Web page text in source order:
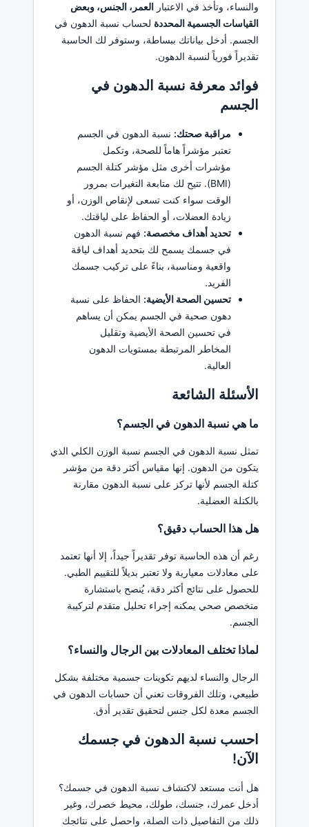
والنساء، وتأخذ في الاعتبار العمر، الجنس، وبعض
القياسات الجسمية المحددة لحساب نسبة الدهون في
الجسم. أدخل بياناتك ببساطة، وستوفر لك الحاسبة
تقديراً فورياً لنسبة الدهون.
فوائد معرفة نسبة الدهون في
الجسم
مراقبة صحتك: نسبة الدهون في الجسم
تعتبر مؤشراً هاماً للصحة، وتكمل
مؤشرات أخرى مثل مؤشر كتلة الجسم
(BMI). تتيح لك متابعة التغيرات بمرور
الوقت سواء كنت تسعى لإنقاص الوزن، أو
زيادة العضلات، أو الحفاظ على لياقتك.
تحديد أهداف مخصصة: فهم نسبة الدهون
في جسمك يسمح لك بتحديد أهداف لياقة
واقعية ومناسبة، بناءً على تركيب جسمك
الفريد.
تحسين الصحة الأيضية: الحفاظ على نسبة
دهون صحية في الجسم يمكن أن يساهم
في تحسين الصحة الأيضية وتقليل
المخاطر المرتبطة بمستويات الدهون
العالية.
الأسئلة الشائعة
ما هي نسبة الدهون في الجسم؟
تمثل نسبة الدهون في الجسم نسبة الوزن الكلي الذي
يتكون من الدهون. إنها مقياس أكثر دقة من مؤشر
كتلة الجسم لأنها تركز على نسبة الدهون مقارنة
بالكتلة العضلية.
هل هذا الحساب دقيق؟
رغم أن هذه الحاسبة توفر تقديراً جيداً، إلا أنها تعتمد
على معادلات معيارية ولا تعتبر بديلاً للتقييم الطبي.
للحصول على نتائج أكثر دقة، يُنصح باستشارة
متخصص صحي يمكنه إجراء تحليل متقدم لتركيبة
الجسم.
لماذا تختلف المعادلات بين الرجال والنساء؟
الرجال والنساء لديهم تكوينات جسمية مختلفة بشكل
طبيعي، وتلك الفروقات تعني أن حسابات الدهون في
الجسم معدة لكل جنس لتحقيق تقدير أدق.
احسب نسبة الدهون في جسمك
الآن!
هل أنت مستعد لاكتشاف نسبة الدهون في جسمك؟
أدخل عمرك، جنسك، طولك، محيط خصرك، وغير
ذلك من التفاصيل ذات الصلة، واحصل على نتائجك